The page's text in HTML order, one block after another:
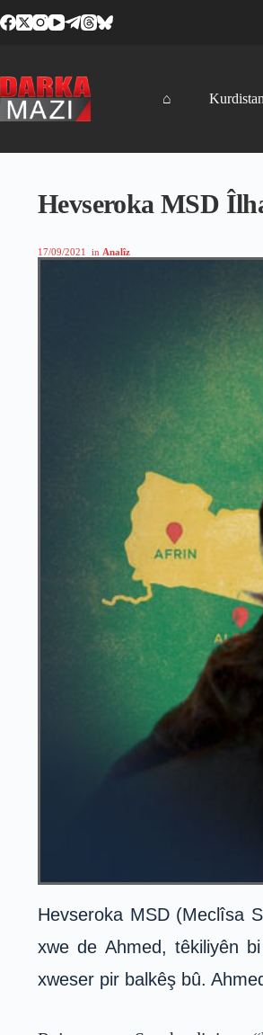
to
⌂ Kurdistan
Hevseroka MSD
17/09/2021 in Analîz
Hevseroka MSD (Meclîsa
xwe de Ahmed, têkiliyên
xweser pir balkêş bû.